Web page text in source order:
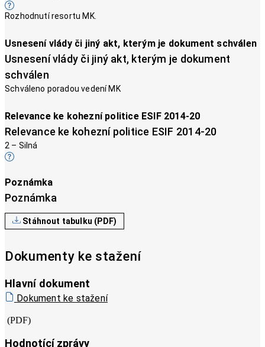
Rozhodnutí resortu MK.
Usnesení vlády či jiný akt, kterým je dokument schválen
Usnesení vlády či jiný akt, kterým je dokument
schválen
Schváleno poradou vedení MK
Relevance ke kohezní politice ESIF 2014-20
Relevance ke kohezní politice ESIF 2014-20
2 – Silná
Poznámka
Poznámka
Stáhnout tabulku (PDF)
Dokumenty ke stažení
Hlavní dokument
Dokument ke stažení
(PDF)
Hodnotící zprávy